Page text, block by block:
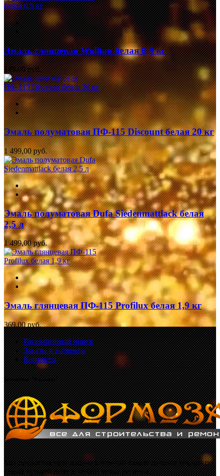
Эмаль глянцевая Wollton белая 0,9 кг
149,00 руб.
Эмаль полуматовая ПФ-115 Discount белая 20 кг
1 499,00 руб.
Эмаль полуматовая Dufa Siedenmattlack белая
2,5 л
1 499,00 руб.
Эмаль глянцевая ПФ-115 Profilux белая 1,9 кг
369,00 руб.
Расширенный поиск
Заказы и возвраты
Контакты
Компания "Формоза"
Мы предоставляем нашим клиентам самые лучшие товары по
самой лучшей цене в любой точке региона.